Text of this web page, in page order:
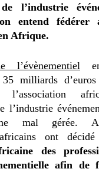
l’industrie
entend fédérer
Afrique.
l’évènementiel
milliards
l’association
l’industrie
mal gérée.
africains ont
des
afin de